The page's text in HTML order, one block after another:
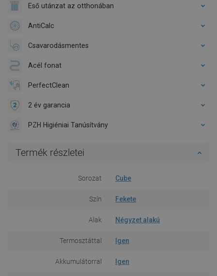
Eső utánzat az otthonában
AntiCalc
Csavarodásmentes
Acél fonat
PerfectClean
2 év garancia
PZH Higiéniai Tanúsítvány
Termék részletei
Sorozat Cube
Szín Fekete
Alak Négyzet alakú
Termosztáttal Igen
Akkumulátorral Igen